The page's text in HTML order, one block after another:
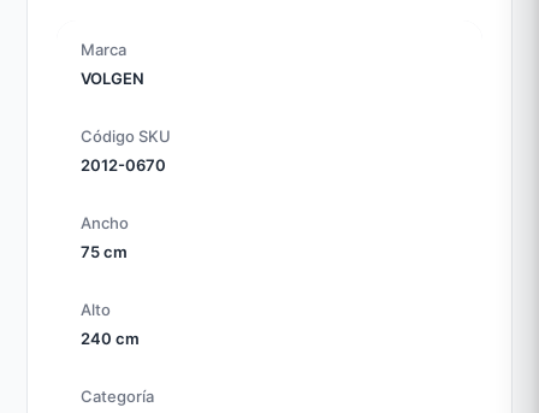
Marca
VOLGEN
Código SKU
2012-0670
Ancho
75 cm
Alto
240 cm
Categoría